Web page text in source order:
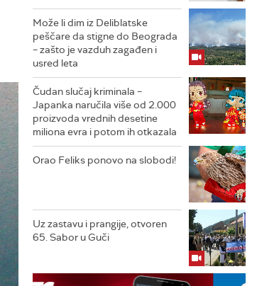
Može li dim iz Deliblatske
peščare da stigne do Beograda
– zašto je vazduh zagađen i
usred leta
Čudan slučaj kriminala –
Japanka naručila više od 2.000
proizvoda vrednih desetine
miliona evra i potom ih otkazala
Orao Feliks ponovo na slobodi!
Uz zastavu i prangije, otvoren
65. Sabor u Guči